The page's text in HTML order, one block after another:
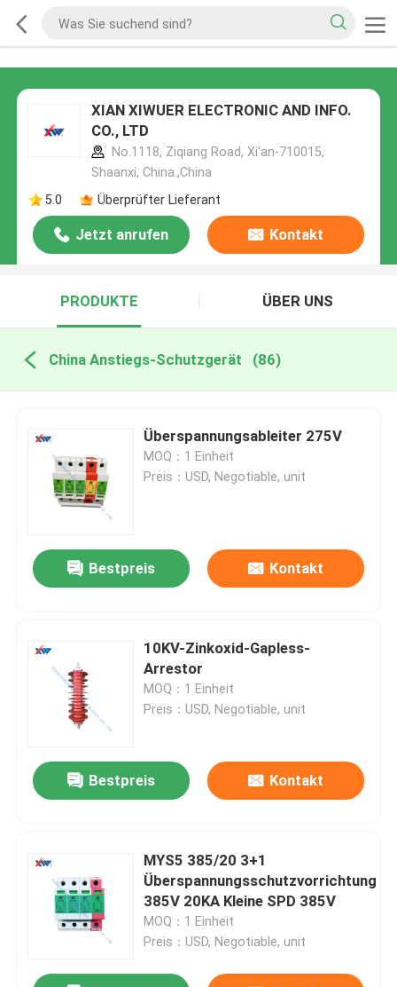
XIAN XIWUER ELECTRONIC AND INFO.
CO., LTD
No.1118, Ziqiang Road, Xi'an-710015,
Shaanxi, China.,China
5.0
Überprüfter Lieferant
Jetzt anrufen Kontakt
PRODUKTE ÜBER UNS
China Anstiegs-Schutzgerät (86)
Überspannungsableiter 275V
MOQ：1 Einheit
Preis：USD, Negotiable, unit
Bestpreis Kontakt
10KV-Zinkoxid-Gapless-
Arrestor
MOQ：1 Einheit
Preis：USD, Negotiable, unit
Bestpreis Kontakt
MYS5 385/20 3+1
Überspannungsschutzvorrichtung
385V 20KA Kleine SPD 385V
MOQ：1 Einheit
Preis：USD, Negotiable, unit